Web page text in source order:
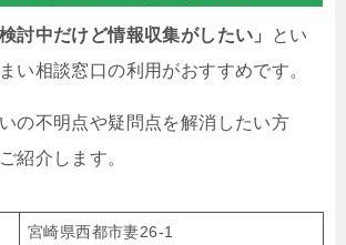
検討中だけど情報収集がしたい」
とい
い相談窓口の利用がおすすめです。
の不明点や疑問点を解消したい方
紹介します。
宮崎県西都市妻26-1